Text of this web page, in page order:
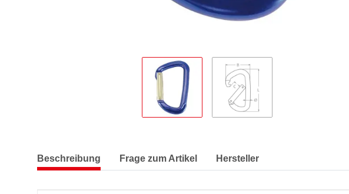
Beschreibung Frage zum Artikel Hersteller